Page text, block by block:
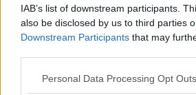
IAB’s list of downstream participants.
also be disclosed by us to third parties
Downstream Participants that may
Personal Data Processing Opt Outs
Episodio 5
Los Pokémon echan una